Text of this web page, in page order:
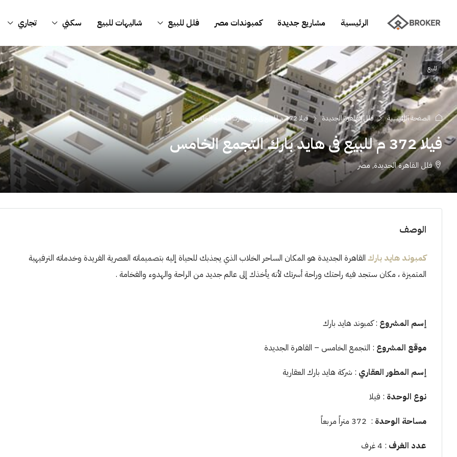
الرئيسية مشاريع جديدة كمبوندات مصر فلل للبيع شاليهات للبيع سكني تجاري
للبيع
الصفحة الرئيسية فلل القاهرة الجديدة فيلا 372 م للبيع فى هايد بارك التجمع الخامس
فيلا 372 م للبيع فى هايد بارك التجمع الخامس
فلل القاهرة الجديدة, مصر
الوصف
كمبوند هايد بارك القاهرة الجديدة هو المكان الساحر الخلاب الذي يجذبك للحياة إليه بتصميماته العصرية الفريدة وخدماته الترفيهية
المتميزة ، مكان ستجد فيه راحتك وراحة أسرتك لأنه يأخذك إلى عالم جديد من الراحة والهدوء والفخامة .
إسم المشروع : كمبوند هايد بارك
موقع المشروع : التجمع الخامس – القاهرة الجديدة
إسم المطور العقاري : شركة هايد بارك العقارية
نوع الوحدة : فيلا
مساحة الوحدة : 372 متراً مربعاً
عدد الغرف : 4 غرف